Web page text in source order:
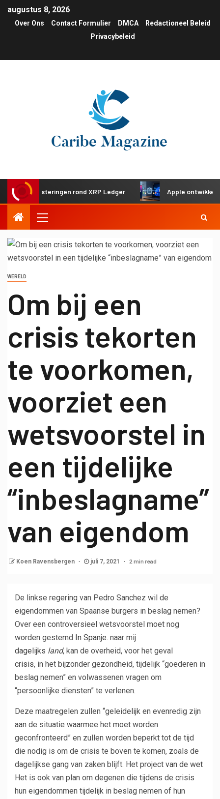
augustus 8, 2026
Over Ons Contact Formulier DMCA
Redactioneel Beleid
Privacybeleid
rond XRP Ledger Apple ontwikkelt
WERELD
Om bij een
crisis tekorten
te voorkomen,
voorziet een
wetsvoorstel in
een tijdelijke
“inbeslagname”
van eigendom
Koen Ravensbergen juli 7, 2021 2 min read
De linkse regering van Pedro Sanchez wil de
eigendommen van Spaanse burgers in beslag nemen?
Over een controversieel wetsvoorstel moet nog
worden gestemd In Spanje. naar mij
dagelijks land, kan de overheid, voor het geval
crisis, in het bijzonder gezondheid, tijdelijk “goederen in
beslag nemen” en volwassenen vragen om
“persoonlijke diensten” te verlenen.
Deze maatregelen zullen “geleidelijk en evenredig zijn
aan de situatie waarmee het moet worden
geconfronteerd” en zullen worden beperkt tot de tijd
die nodig is om de crisis te boven te komen, zoals de
dagelijkse gang van zaken blijft. Het project van de wet
Het is ook van plan om degenen die tijdens de crisis
hun eigendommen tijdelijk in beslag nemen of hun